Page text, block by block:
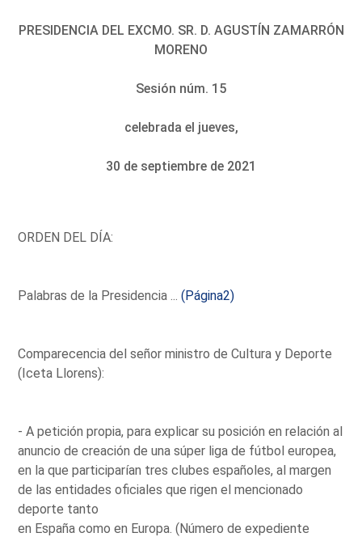
PRESIDENCIA DEL EXCMO. SR. D. AGUSTÍN ZAMARRÓN
MORENO
Sesión núm. 15
celebrada el jueves,
30 de septiembre de 2021
ORDEN DEL DÍA:
Palabras de la Presidencia ...(Página2)
Comparecencia del señor ministro de Cultura y Deporte
(Iceta Llorens):
- A petición propia, para explicar su posición en relación al
anuncio de creación de una súper liga de fútbol europea,
en la que participarían tres clubes españoles, al margen
de las entidades oficiales que rigen el mencionado
deporte tanto
en España como en Europa. (Número de expediente